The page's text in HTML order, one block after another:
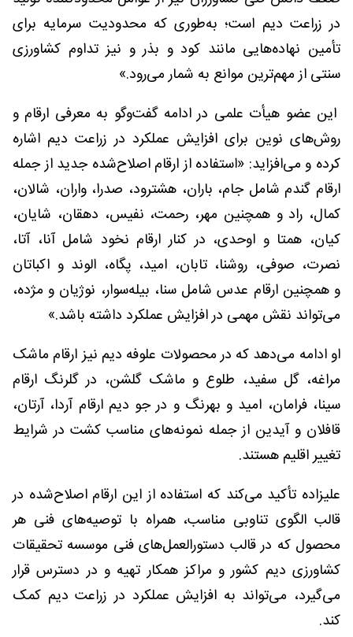
در زراعت دیم است؛ به‌طوری که محدودیت سرمایه برای
تأمین نهاده‌هایی مانند کود و بذر و نیز تداوم کشاورزی
سنتی از مهم‌ترین موانع به شمار می‌رود.»
این عضو هیأت علمی در ادامه گفت‌وگو به معرفی ارقام و
روش‌های نوین برای افزایش عملکرد در زراعت دیم اشاره
کرده و می‌افزاید: «استفاده از ارقام اصلاح‌شده جدید از جمله
ارقام گندم شامل جام، باران، هشترود، صدرا، واران، شالان،
کمال، راد و همچنین مهر، رحمت، نفیس، دهقان، شایان،
کیان، همتا و اوحدی، در کنار ارقام نخود شامل آنا، آتا،
نصرت، صوفی، روشنا، تابان، امید، پگاه، الوند و اکباتان
و همچنین ارقام عدس شامل سنا، بیله‌سوار، نوژیان و مژده،
می‌تواند نقش مهمی در افزایش عملکرد داشته باشد.»
او ادامه می‌دهد که در محصولات علوفه دیم نیز ارقام ماشک
مراغه، گل سفید، طلوع و ماشک گلشن، در گلرنگ ارقام
سینا، فرامان، امید و بهرنگ و در جو دیم ارقام آردا، آرتان،
قافلان و آیدین از جمله نمونه‌های مناسب کشت در شرایط
تغییر اقلیم هستند.
علیزاده تأکید می‌کند که استفاده از این ارقام اصلاح‌شده در
قالب الگوی تناوبی مناسب، همراه با توصیه‌های فنی هر
محصول که در قالب دستورالعمل‌های فنی موسسه تحقیقات
کشاورزی دیم کشور و مراکز همکار تهیه و در دسترس قرار
می‌گیرد، می‌تواند به افزایش عملکرد در زراعت دیم کمک
کند.